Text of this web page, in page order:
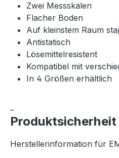
Zwei Messskalen
Flacher Boden
Auf kleinstem Raum
Antistatisch
Lösemittelresistent
Kompatibel mit
In 4 Größen erhältlich
Produktsicherheit
Herstellerinformation für